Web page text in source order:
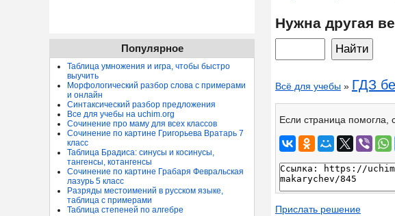
Нужна другая
Всё для учебы » ГДЗ
Если страница помогла,
Прислать решение
Популярное
Таблица умножения и игра, чтобы быстро
выучить
Морфологический разбор слова с примерами
и онлайн
Синтаксический разбор предложения
Все для учебы на uchim.org
Сочинение про маму для всех классов
Сочинение по картине Григорьева Вратарь 7
класс
Таблица Брадиса: синусы и косинусы,
тангенсы, котангенсы
Сочинение по картине Грабаря Февральская
лазурь 5 класс
Разряды местоимений в русском языке,
таблица с примерами
Таблица степеней по алгебре